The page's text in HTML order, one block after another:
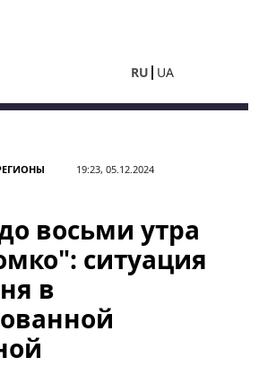
RU UA
19:23, 05.12.2024
восьми утра
ситуация
в